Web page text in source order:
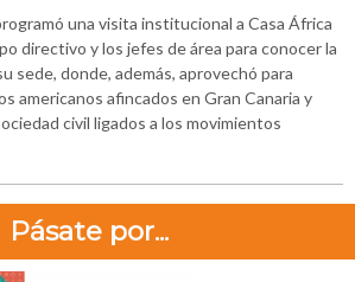
una visita institucional a Casa África
directivo y los jefes de área para conocer la
sede, donde, además, aprovechó para
americanos afincados en Gran Canaria y
civil ligados a los movimientos
Pásate por...